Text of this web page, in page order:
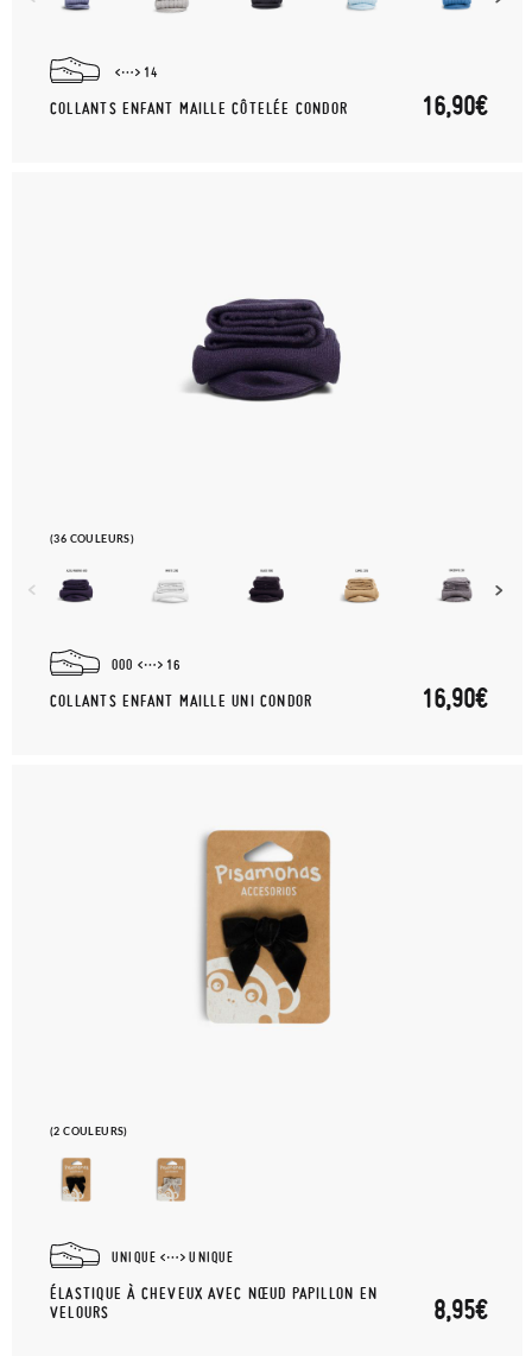
14
COLLANTS ENFANT MAILLE CÔTELÉE CONDOR 16,90€
(36 COULEURS)
000 16
COLLANTS ENFANT MAILLE UNI CONDOR 16,90€
(2 COULEURS)
UNIQUE UNIQUE
ÉLASTIQUE À CHEVEUX AVEC NŒUD PAPILLON EN
VELOURS
8,95€